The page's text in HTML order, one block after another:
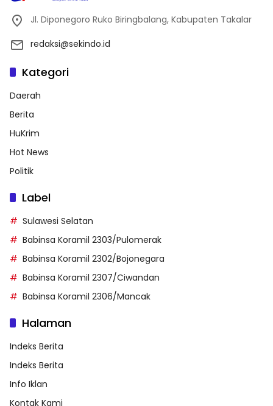
Jl. Diponegoro Ruko Biringbalang, Kabupaten Takalar
redaksi@sekindo.id
Kategori
Daerah
Berita
HuKrim
Hot News
Politik
Label
Sulawesi Selatan
Babinsa Koramil 2303/Pulomerak
Babinsa Koramil 2302/Bojonegara
Babinsa Koramil 2307/Ciwandan
Babinsa Koramil 2306/Mancak
Halaman
Indeks Berita
Indeks Berita
Info Iklan
Kontak Kami